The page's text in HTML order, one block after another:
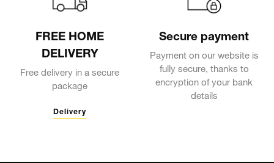
FREE HOME
DELIVERY
Free delivery in a secure
package
Delivery
Secure payment
Payment on our website is
fully secure, thanks to
encryption of your bank
details